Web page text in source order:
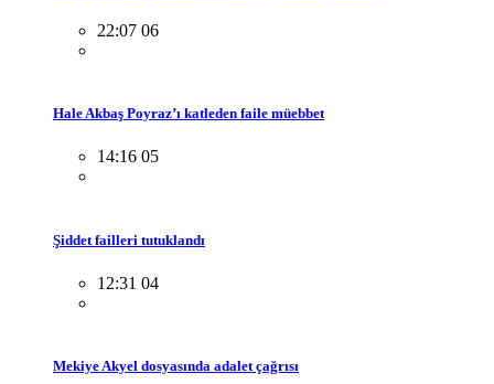
22:07 06
Hale Akbaş Poyraz’ı katleden faile müebbet
14:16 05
Şiddet failleri tutuklandı
12:31 04
Mekiye Akyel dosyasında adalet çağrısı